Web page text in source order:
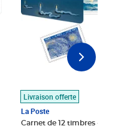
Livraison offerte
La Poste
Carnet de 12 timbres - Le